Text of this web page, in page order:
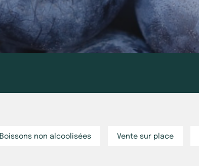
Boissons non alcoolisées Vente sur place